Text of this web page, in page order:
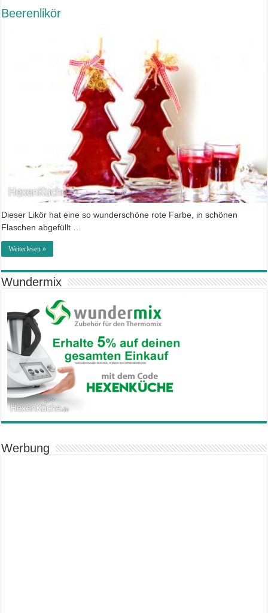
Beerenlikör
Dieser Likör hat eine so wunderschöne rote Farbe, in schönen
Flaschen abgefüllt …
Weiterlesen »
Wundermix
Werbung